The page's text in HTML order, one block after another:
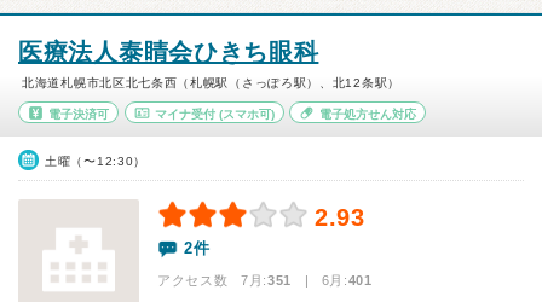
医療法人泰睛会ひきち眼科
北海道札幌市北区北七条西（札幌駅（さっぽろ駅）、北12条駅）
電子決済可 マイナ受付(スマホ可) 電子処方せん対応
土曜（〜12:30）
2.93
2件
アクセス数 7月:351 | 6月:401